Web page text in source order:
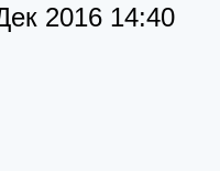
2016 14:40